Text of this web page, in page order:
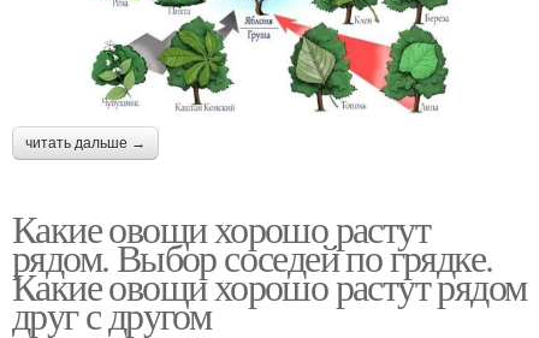
читать дальше →
Какие овощи хорошо растут
рядом. Выбор соседей по грядке.
Какие овощи хорошо растут рядом
друг с другом